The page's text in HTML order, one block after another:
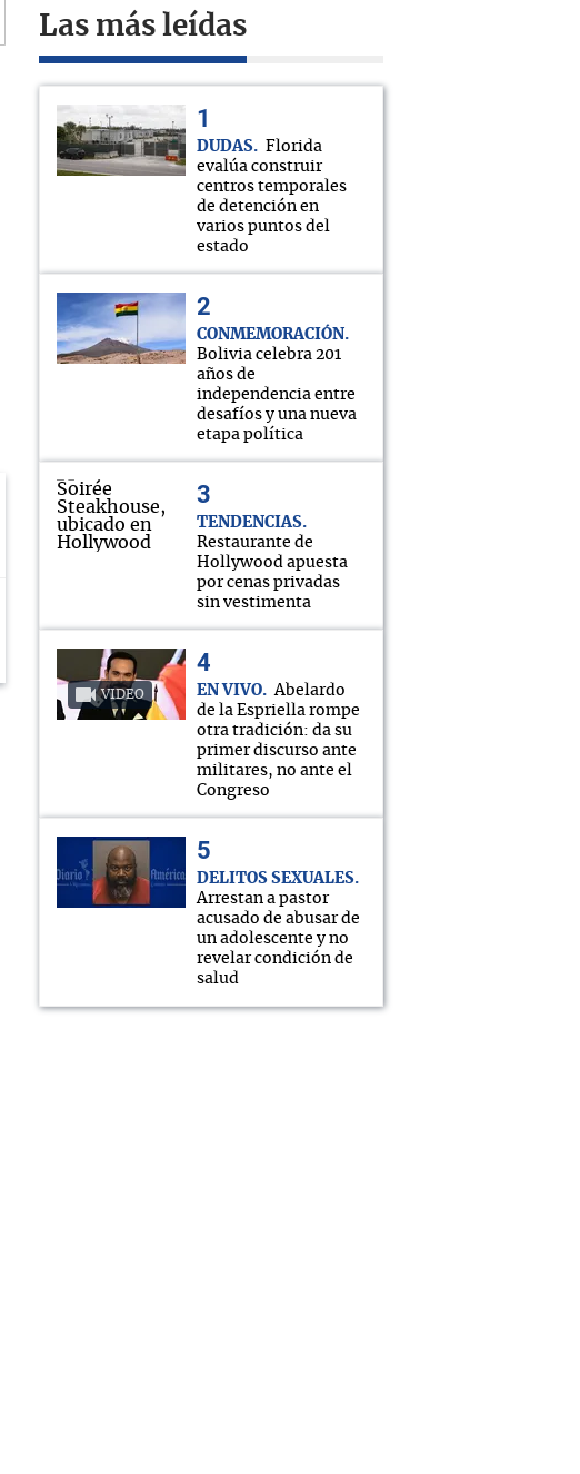
Las más leídas
DUDAS
Florida
evalúa construir
centros temporales
de detención en
varios puntos del
estado
CONMEMORACIÓN
Bolivia celebra 201
años de
independencia entre
desafíos y una nueva
etapa política
TENDENCIAS
Restaurante de
Hollywood apuesta
por cenas privadas
sin vestimenta
VIDEO EN VIVO
Abelardo
de la Espriella rompe
otra tradición: da su
primer discurso ante
militares, no ante el
Congreso
DELITOS SEXUALES
Arrestan a pastor
acusado de abusar de
un adolescente y no
revelar condición de
salud